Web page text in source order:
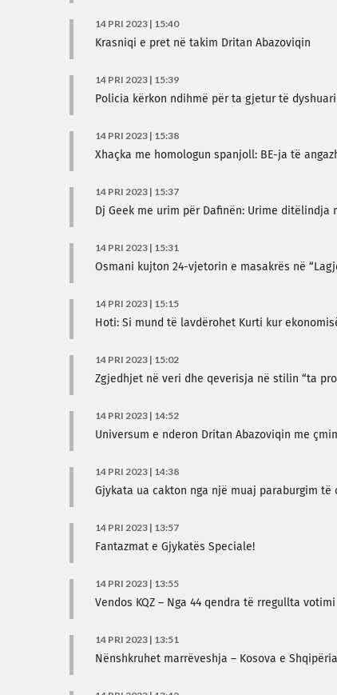
14 PRI 2023 | 15:40
Krasniqi e pret në takim Dritan Abazoviqin
14 PRI 2023 | 15:39
Policia kërkon ndihmë për ta gjetur të
14 PRI 2023 | 15:38
Xhaçka me homologun spanjoll: BE-ja të
14 PRI 2023 | 15:37
Dj Geek me urim për Dafinën: Urime ditëlindja
14 PRI 2023 | 15:31
Osmani kujton 24-vjetorin e masakrës në
14 PRI 2023 | 15:15
Hoti: Si mund të lavdërohet Kurti kur
14 PRI 2023 | 15:02
Zgjedhjet në veri dhe qeverisja në stilin “ta
14 PRI 2023 | 14:52
Universum e nderon Dritan Abazoviqin me
14 PRI 2023 | 14:38
Gjykata ua cakton nga një muaj paraburgim të
14 PRI 2023 | 13:57
Fantazmat e Gjykatës Speciale!
14 PRI 2023 | 13:55
Vendos KQZ – Nga 44 qendra të rregullta
14 PRI 2023 | 13:51
Nënshkruhet marrëveshja – Kosova e